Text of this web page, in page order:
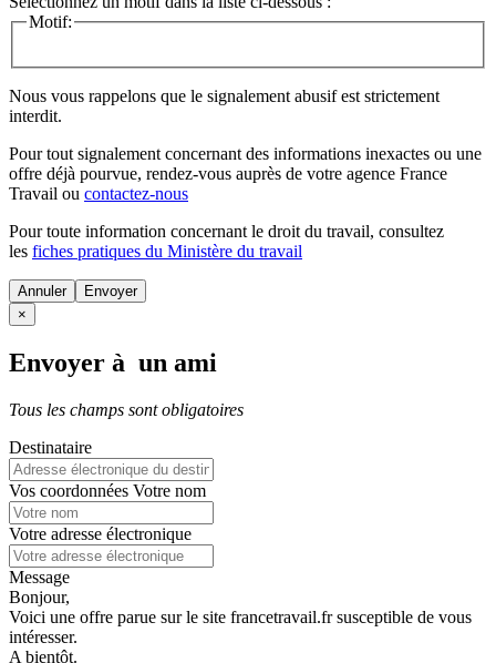
Motif:
Nous vous rappelons que le signalement abusif est strictement
interdit.
Pour tout signalement concernant des informations inexactes ou une
offre déjà pourvue, rendez-vous auprès de votre agence France
Travail ou contactez-nous
Pour toute information concernant le droit du travail, consultez
les fiches pratiques du Ministère du travail
Annuler
×
Envoyer à un ami
Tous les champs sont obligatoires
Destinataire
Vos coordonnées Votre nom
Votre adresse électronique
Message
Bonjour,
Voici une offre parue sur le site francetravail.fr susceptible de vous
intéresser.
A bientôt.